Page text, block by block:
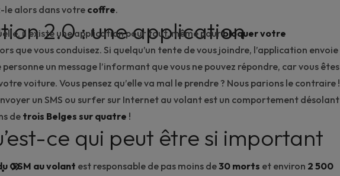
le alors dans votre coffre.
2.0 : une application
il existe une application pour tout, même pourbloquer votre
que vous conduisez. Si quelqu’un tente de vous joindre, l’application envoie
un message l’informant que vous ne pouvez répondre, car vous êtes
voiture. Vous pensez qu’elle va mal le prendre ? Nous parions le contraire !
un SMS ou surfer sur Internet au volant est un comportement désolant
detrois Belges sur quatre !
ce qui peut être si important
»
GSM au volant est responsable de pas moins de30 morts et environ 2 500